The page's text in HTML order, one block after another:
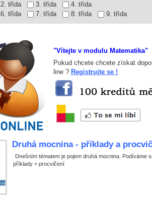
2. třída 3. třída
4. třída
6. třída 7. třída 8. třída 9. třída
"Vítejte v modulu Matematika"
Pokud chcete chcete získat
line ? Registrujte se !
Druhá mocnina - příklady a
Dnešním tématem je pojem druhá mocnina.
příklady + procvičení